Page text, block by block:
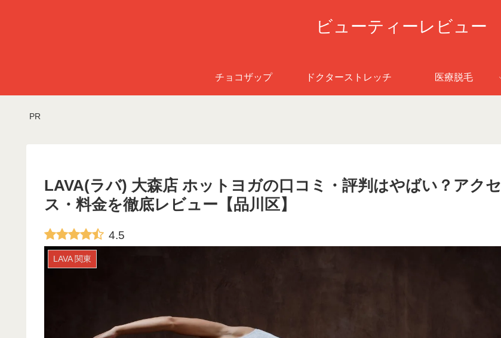
ビューティーレビュー
チョコザップ ドクターストレッチ 医療脱毛
PR
LAVA(ラバ) 大森店 ホットヨガの口コミ・評判はやばい？アクセ
ス・料金を徹底レビュー【品川区】
4.5
LAVA 関東